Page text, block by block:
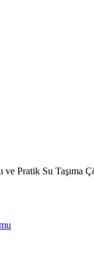
ve Pratik Su Taşıma